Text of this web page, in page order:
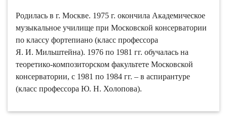
Родилась в г. Москве. 1975 г. окончила Академическое
музыкальное училище при Московской консерватории
по классу фортепиано (класс профессора
Я. И. Мильштейна). 1976 по 1981 гг. обучалась на
теоретико-композиторском факультете Московской
консерватории, с 1981 по 1984 гг. – в аспирантуре
(класс профессора Ю. Н. Холопова).